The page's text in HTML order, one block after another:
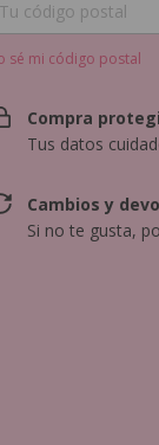
sé mi código postal
Compra
Tus datos
Cambios y
Si no te gusta,